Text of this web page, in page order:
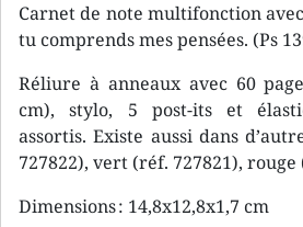
Carnet de note multifonction
tu comprends mes pensées. (Ps
Réliure à anneaux avec 60
cm), stylo, 5 post-its et
assortis. Existe aussi dans
727822), vert (réf. 727821), rouge
Dimensions : 14,8x12,8x1,7 cm